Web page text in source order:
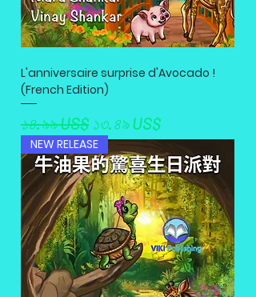
L'anniversaire surprise d'Avocado !
(French Edition)
Regular Price
১৪.৯৯ US$ Sale Price
১৩.৪৯ US$
NEW RELEASE